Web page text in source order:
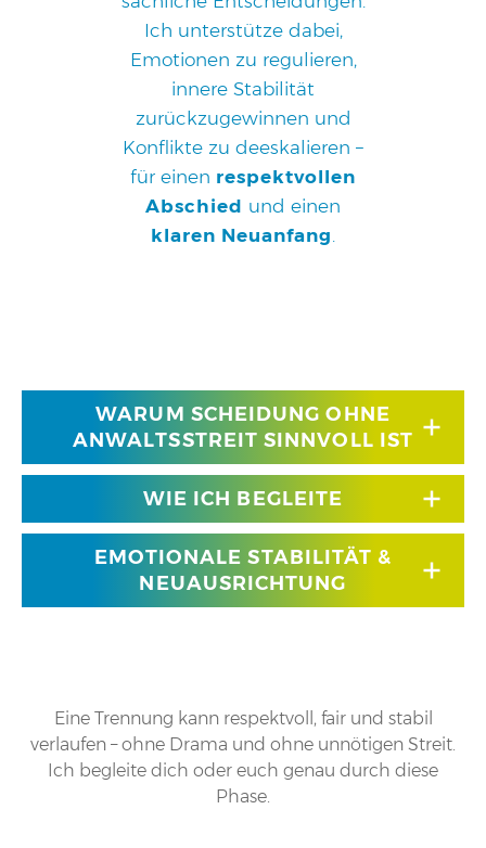
Ich unterstütze dabei,
Emotionen zu regulieren,
innere Stabilität
zurückzugewinnen und
Konflikte zu deeskalieren –
für einen respektvollen
Abschied und einen
klaren Neuanfang
WARUM SCHEIDUNG OHNE
ANWALTSSTREIT SINNVOLL IST
WIE ICH BEGLEITE
EMOTIONALE STABILITÄT &
NEUAUSRICHTUNG
Eine Trennung kann respektvoll, fair und stabil
verlaufen – ohne Drama und ohne unnötigen Streit.
Ich begleite dich oder euch genau durch diese
Phase.